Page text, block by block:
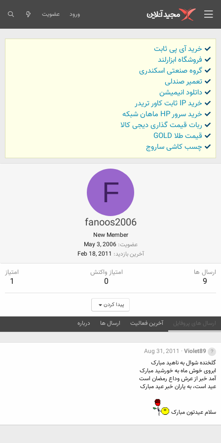
ورود عضویت
خرید آی پی ثابت
فروشگاه ابزارلند
گروه صنعتی اسکندری
تعمیر صندلی
داتلود انیمیشن
خرید IP ثابت کاور تریدر
خرید سرور HP ماهان شبکه
ربات قیمت گذاری دیجی کالا
قیمت طلا GOLD
چسب کاشی ساروج
F
fanoos2006
New Member
عضویت May 3, 2006
آخرین بازدید Feb 18, 2011
ارسال ها
9
امتیاز واکنش
0
امتیاز
1
پیدا کردن
ارسال های پروفایل آخرین فعالیت ارسال ها درباره
Violet89
Aug 31, 2011
گلخنده شوال به ناهید مبارک
ابروی خوش ماه به خورشید مبارک
آمد خبر از عرش وداع رمضان است
عید است، به یاران خبر عید مبارک
سلام عیدتون مبارک